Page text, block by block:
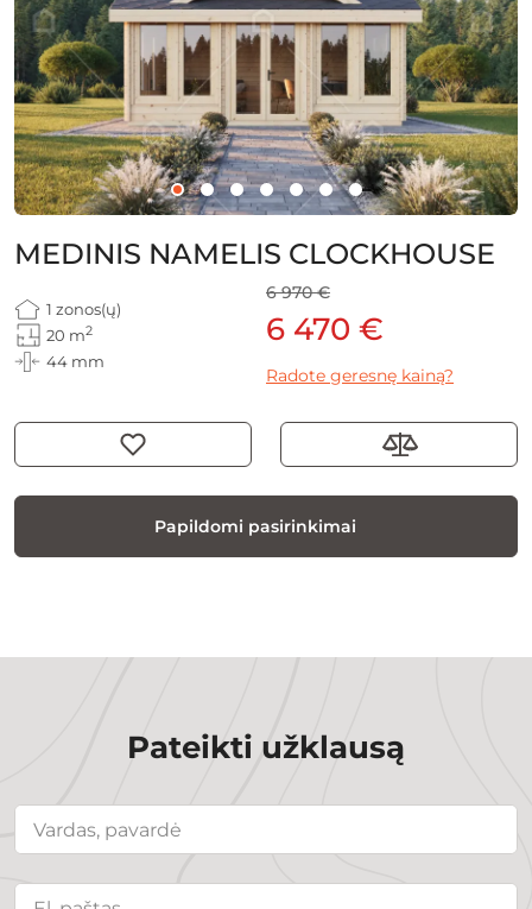
MEDINIS NAMELIS CLOCKHOUSE
1 zonos(ų)
20 m2
44 mm
6 970 €
6 470 €
Radote geresnę kainą?
Papildomi pasirinkimai
Pateikti užklausą